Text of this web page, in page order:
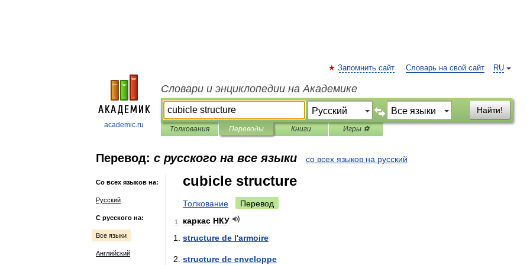
academic.ru
RU
Запомнить сайт Словарь на свой сайт
Словари и энциклопедии на Академике
Найти!
Толкования Переводы Книги Игры ⚽
Перевод: с русского на все языки со всех языков на русский
Со всех языков на:
Русский
С русского на:
Все языки
Английский
cubicle structure
Толкование Перевод
1 каркас НКУ
structure de l'armoire
structure de enveloppe